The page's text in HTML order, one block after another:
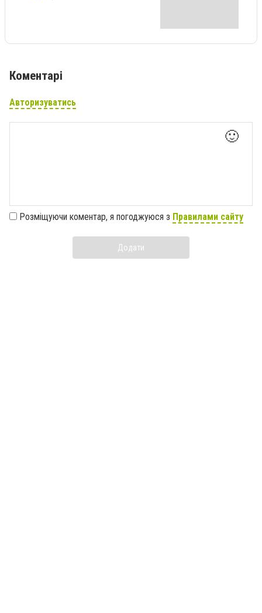
Коментарі
Авторизуватись
🙂
Розміщуючи коментар, я погоджуюся з Правилами сайту
Додати